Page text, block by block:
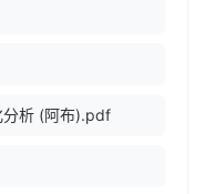
分析 (阿布).pdf